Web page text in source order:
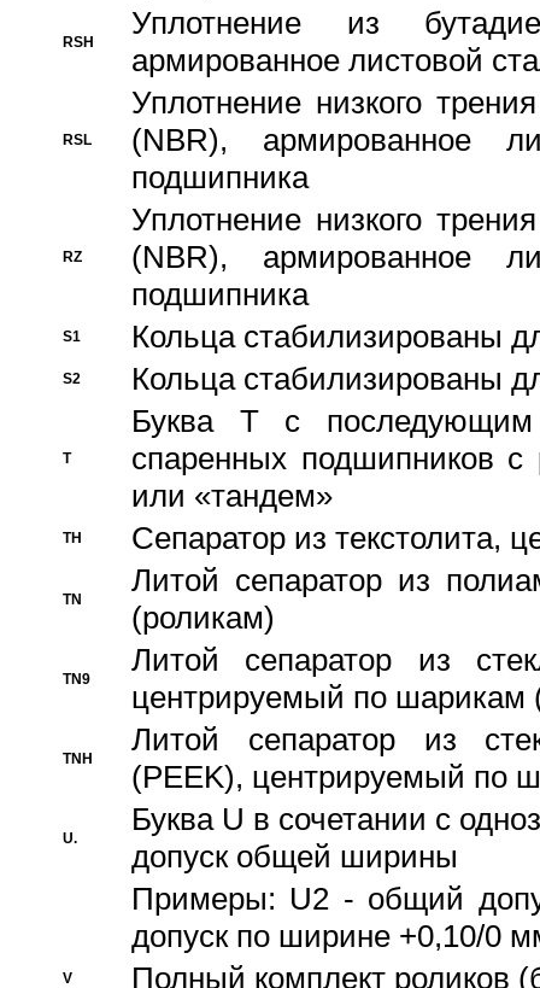
RSH
Уплотнение из
армированное листовой
RSL
Уплотнение низкого
(NBR), армированное
подшипника
RZ
Уплотнение низкого
(NBR), армированное
подшипника
S1 Кольца стабилизированы
S2 Кольца стабилизированы
T
Буква T с
спаренных подшипников
или «тандем»
TH Сепаратор из текстолита,
TN
Литой сепаратор из
(роликам)
TN9
Литой сепаратор из
центрируемый по шарикам
TNH
Литой сепаратор из
(PEEK), центрируемый по
U.
Буква U в сочетании с
допуск общей ширины
Примеры: U2 - общий
допуск по ширине +0,10/0
V Полный комплект роликов